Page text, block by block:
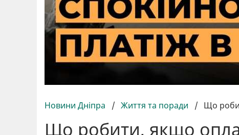
Новини Дніпра / Життя та поради / Що
Що робити, якщо